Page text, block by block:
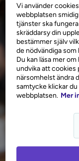
Vi använder
webbplatsen
tjänster ska
skräddarsy din
bestämmer själv
de nödvändiga
Du kan läsa mer
undvika att cookies
närsomhelst ändra
samtycke klickar du
webbplatsen. Mer